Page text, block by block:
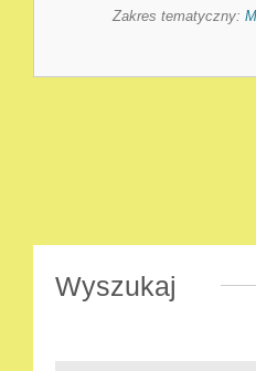
Zakres tematyczny:
Wyszukaj